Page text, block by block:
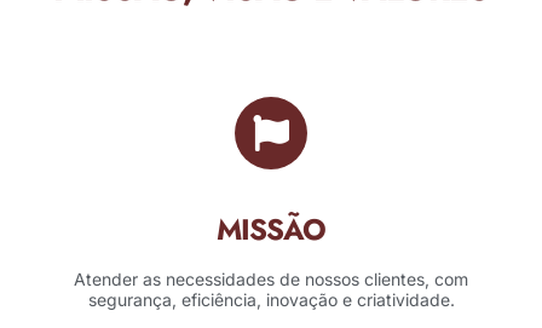
MISSÃO
Atender as necessidades de nossos clientes, com
segurança, eficiência, inovação e criatividade.